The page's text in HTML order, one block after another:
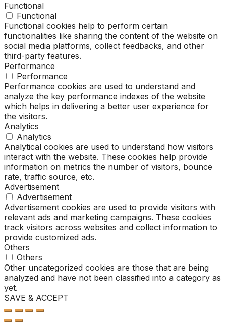
Functional
Functional
Functional cookies help to perform certain
functionalities like sharing the content of the website on
social media platforms, collect feedbacks, and other
third-party features.
Performance
Performance
Performance cookies are used to understand and
analyze the key performance indexes of the website
which helps in delivering a better user experience for
the visitors.
Analytics
Analytics
Analytical cookies are used to understand how visitors
interact with the website. These cookies help provide
information on metrics the number of visitors, bounce
rate, traffic source, etc.
Advertisement
Advertisement
Advertisement cookies are used to provide visitors with
relevant ads and marketing campaigns. These cookies
track visitors across websites and collect information to
provide customized ads.
Others
Others
Other uncategorized cookies are those that are being
analyzed and have not been classified into a category as
yet.
SAVE & ACCEPT